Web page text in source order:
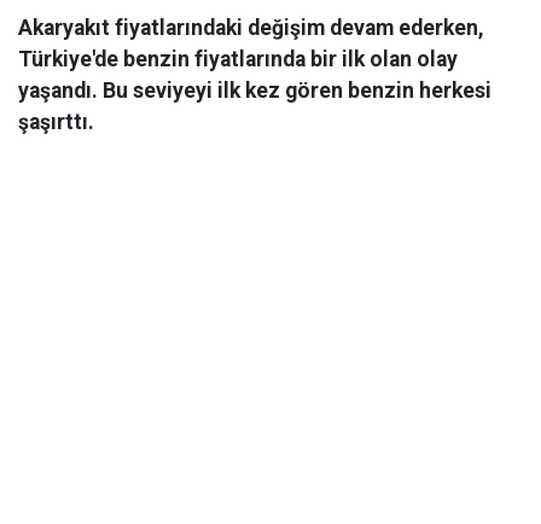
Akaryakıt fiyatlarındaki değişim devam ederken,
Türkiye'de benzin fiyatlarında bir ilk olan olay
yaşandı. Bu seviyeyi ilk kez gören benzin herkesi
şaşırttı.